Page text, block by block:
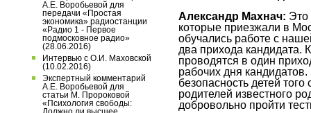
Александр Махнач: Это
которые приезжали в
обучались работе с
два прихода кандидата.
проводятся в один
рабочих дня
безопасность детей
родителей известного
добровольно пройти
А.Е. Воробьевой для
передачи «Простая
экономика» радиостанции
«Радио 1 - Первое
подмосковное радио»
(28.06.2016)
Интервью с О.И. Маховской
(10.02.2016)
Экспертный комментарий
А.Е. Воробьевой для
статьи М. Пророковой
«Психология свободы: